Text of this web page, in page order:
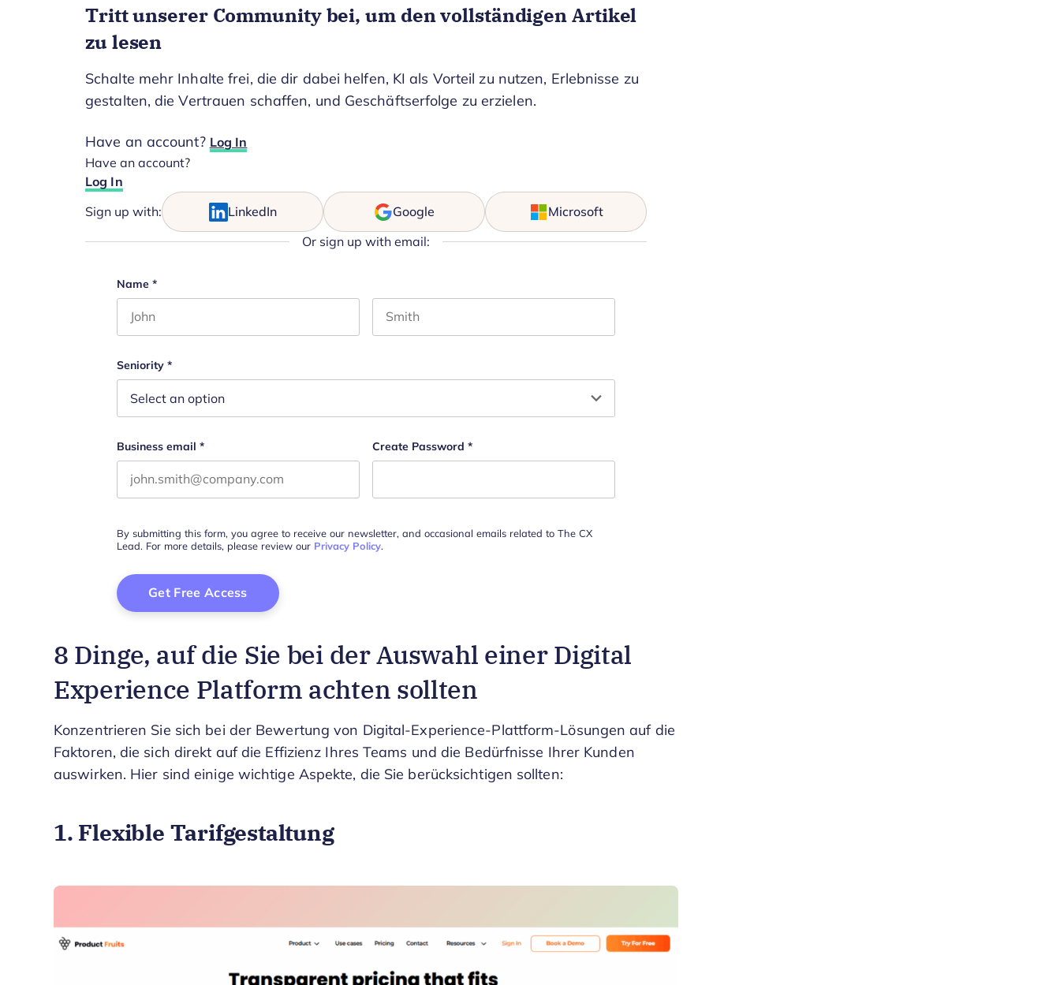
Tritt unserer Community bei, um den vollständigen Artikel
zu lesen
Schalte mehr Inhalte frei, die dir dabei helfen, KI als Vorteil zu nutzen, Erlebnisse zu
gestalten, die Vertrauen schaffen, und Geschäftserfolge zu erzielen.
Have an account? Log In
Have an account?
Log In
Sign up with: LinkedIn Google Microsoft
Or sign up with email:
LinkedIn
Name *
Seniority *
Business email * Create Password *
By submitting this form, you agree to receive our newsletter, and occasional emails related to The CX
Lead. For more details, please review our Privacy Policy.
8 Dinge, auf die Sie bei der Auswahl einer Digital
Experience Platform achten sollten
Konzentrieren Sie sich bei der Bewertung von Digital-Experience-Plattform-Lösungen auf die
Faktoren, die sich direkt auf die Effizienz Ihres Teams und die Bedürfnisse Ihrer Kunden
auswirken. Hier sind einige wichtige Aspekte, die Sie berücksichtigen sollten:
1. Flexible Tarifgestaltung